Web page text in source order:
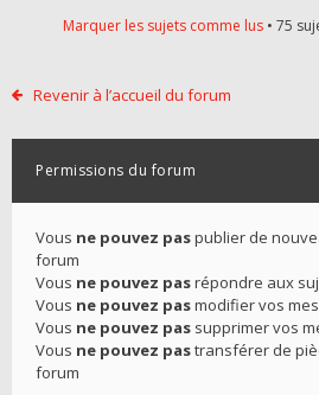
Marquer les sujets comme lus • 75
Revenir à l’accueil du forum
Permissions du forum
Vous ne pouvez paspublier de
forum
Vous ne pouvez pasrépondre aux
Vous ne pouvez pasmodifier vos
Vous ne pouvez pas supprimer vos
Vous ne pouvez pastransférer de
forum